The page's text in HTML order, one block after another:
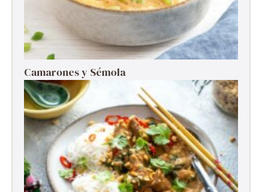
Camarones y Sémola